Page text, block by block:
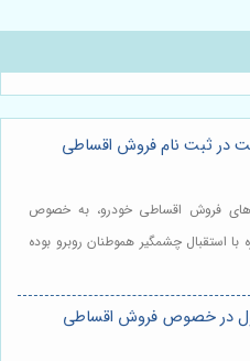
در ثبت نام فروش اقساطی
فروش اقساطی خودرو، به خصوص
با استقبال چشمگیر هموطنان روبرو بوده
در خصوص فروش اقساطی